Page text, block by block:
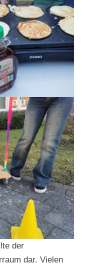
der
dar. Vielen